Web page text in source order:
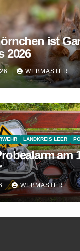
ist
2026
WEBMASTER
LANDKREIS LEER
am
WEBMASTER